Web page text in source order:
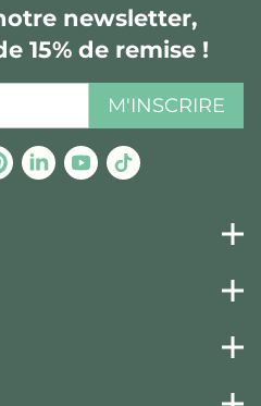
newsletter,
15% de remise !
M'INSCRIRE